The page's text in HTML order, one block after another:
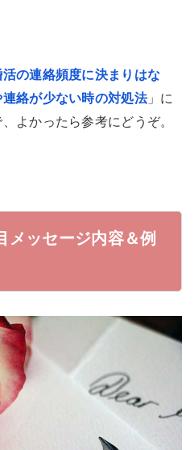
活の連絡頻度に決まりはな
絡が少ない時の対処法」に
よかったら参考にどうぞ。
メッセージ内容＆例